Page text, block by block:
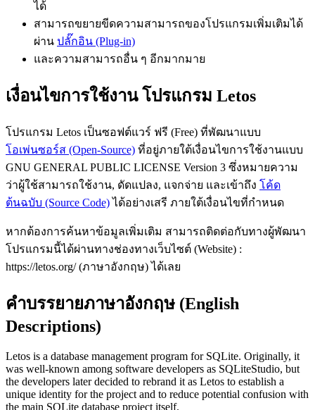
ได้
สามารถขยายขีดความสามารถของโปรแกรมเพิ่มเติมได้
ผ่าน ปลั๊กอิน (Plug-in)
และความสามารถอื่น ๆ อีกมากมาย
เงื่อนไขการใช้งาน โปรแกรม Letos
โปรแกรม Letos เป็นซอฟต์แวร์ ฟรี (Free) ที่พัฒนาแบบ
โอเพ่นซอร์ส (Open-Source) ที่อยู่ภายใต้เงื่อนไขการใช้งานแบบ
GNU GENERAL PUBLIC LICENSE Version 3 ซึ่งหมายความ
ว่าผู้ใช้สามารถใช้งาน, ดัดแปลง, แจกจ่าย และเข้าถึง โค้ด
ต้นฉบับ (Source Code)ได้อย่างเสรี ภายใต้เงื่อนไขที่กำหนด
หากต้องการค้นหาข้อมูลเพิ่มเติม สามารถติดต่อกับทางผู้พัฒนา
โปรแกรมนี้ได้ผ่านทางช่องทางเว็บไซต์ (Website) :
https://letos.org/ (ภาษาอังกฤษ) ได้เลย
คำบรรยายภาษาอังกฤษ (English
Descriptions)
Letos is a database management program for SQLite. Originally, it
was well-known among software developers as SQLiteStudio, but
the developers later decided to rebrand it as Letos to establish a
unique identity for the project and to reduce potential confusion with
the main SQLite database project itself.